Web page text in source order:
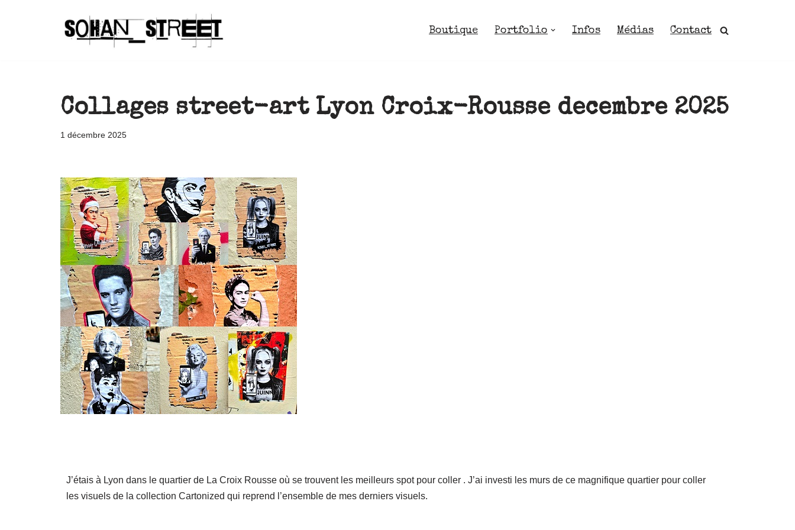
Boutique Portfolio Infos Médias Contact
Collages street-art Lyon Croix-Rousse decembre 2025
1 décembre 2025
J’étais à Lyon dans le quartier de La Croix Rousse où se trouvent les meilleurs spot pour coller . J’ai investi les murs de ce magnifique quartier pour coller
les visuels de la collection Cartonized qui reprend l’ensemble de mes derniers visuels.